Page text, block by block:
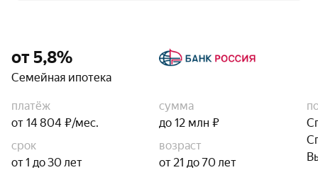
от 5,8%
Семейная ипотека
платёж
от 14 804 ₽/мес.
сумма
до 12 млн ₽
срок
от 1 до 30 лет
возраст
от 21 до 70 лет